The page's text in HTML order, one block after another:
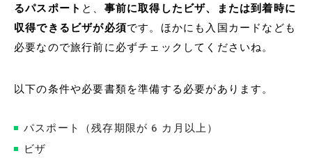
るパスポート と、 事前に取得したビザ、または到着時に
収得できるビザが必須です。ほかにも入国カードなども
必要なので旅行前に必ずチェックしてくださいね。
以下の条件や必要書類を準備する必要があります。
パスポート（残存期限が6カ月以上）
ビザ